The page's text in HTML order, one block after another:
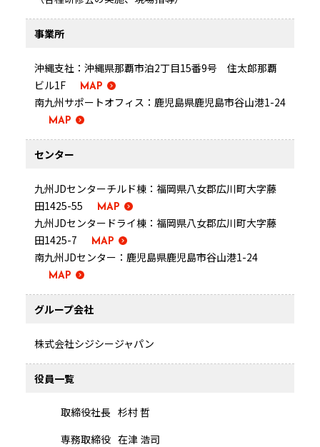
事業所
沖縄支社：沖縄県那覇市泊2丁目15番9号 住太郎那覇
ビル1F
MAP
南九州サポートオフィス：鹿児島県鹿児島市谷山港1-24
MAP
センター
九州JDセンターチルド棟：福岡県八女郡広川町大字藤
田1425-55
MAP
九州JDセンタードライ棟：福岡県八女郡広川町大字藤
田1425-7
MAP
南九州JDセンター：鹿児島県鹿児島市谷山港1-24
MAP
グループ会社
株式会社シジシージャパン
役員一覧
取締役社長 杉村 哲
専務取締役 在津 浩司